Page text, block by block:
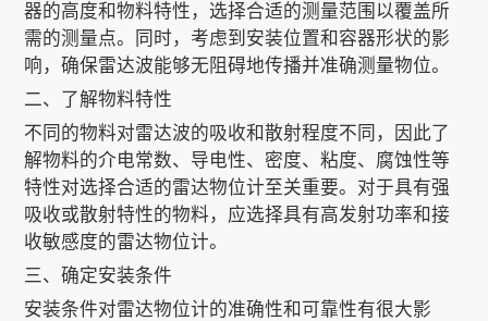
新闻/案例
声科之“芯”
关于我们
EN
器的高度和物料特性，选择合适的测量范围以覆盖所
需的测量点。同时，考虑到安装位置和容器形状的影
响，确保雷达波能够无阻碍地传播并准确测量物位。
二、了解物料特性
不同的物料对雷达波的吸收和散射程度不同，因此了
解物料的介电常数、导电性、密度、粘度、腐蚀性等
特性对选择合适的雷达物位计至关重要。对于具有强
吸收或散射特性的物料，应选择具有高发射功率和接
收敏感度的雷达物位计。
三、确定安装条件
安装条件对雷达物位计的准确性和可靠性有很大影